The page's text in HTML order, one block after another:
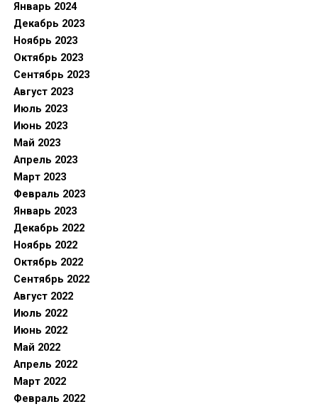
Январь 2024
Декабрь 2023
Ноябрь 2023
Октябрь 2023
Сентябрь 2023
Август 2023
Июль 2023
Июнь 2023
Май 2023
Апрель 2023
Март 2023
Февраль 2023
Январь 2023
Декабрь 2022
Ноябрь 2022
Октябрь 2022
Сентябрь 2022
Август 2022
Июль 2022
Июнь 2022
Май 2022
Апрель 2022
Март 2022
Февраль 2022